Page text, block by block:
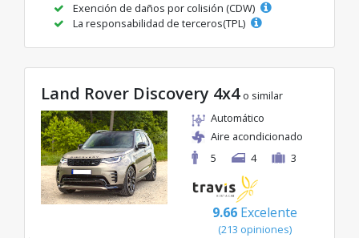
Exención de daños por colisión (CDW)
La responsabilidad de terceros(TPL)
Land Rover Discovery 4x4 o similar
Automático
Aire acondicionado
5
4 3
9.66 Excelente
(213 opiniones)